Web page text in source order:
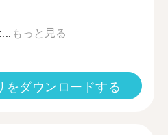
もっと見る
をダウンロードする